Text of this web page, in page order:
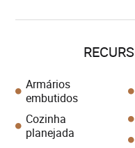
Armários
embutidos
Cozinha
planejada